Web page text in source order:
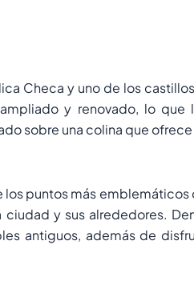
Checa y uno de los
y renovado, lo
sobre una colina que
puntos más emblemáticos
y sus alrededores.
antiguos, además de